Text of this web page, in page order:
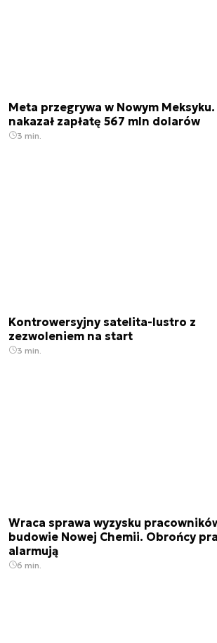
Meta przegrywa w Nowym Meksyku.
nakazał zapłatę 567 mln dolarów
3 min.
Kontrowersyjny satelita-lustro z
zezwoleniem na start
3 min.
Wraca sprawa wyzysku
budowie Nowej Chemii. Obrońcy
alarmują
6 min.